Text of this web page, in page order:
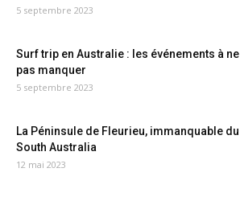
5 septembre 2023
Surf trip en Australie : les événements à ne
pas manquer
5 septembre 2023
La Péninsule de Fleurieu, immanquable du
South Australia
12 mai 2023